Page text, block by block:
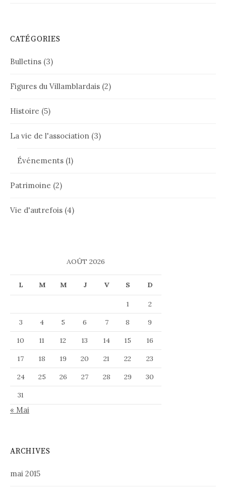
CATÉGORIES
Bulletins (3)
Figures du Villamblardais (2)
Histoire (5)
La vie de l'association (3)
Événements (1)
Patrimoine (2)
Vie d'autrefois (4)
AOÛT 2026
L M M J V S D
1
2
3
4 5 6 7 8
9
10
11 12 13 14 15
16
17
18 19 20 21 22
23
24
25 26 27 28 29
30
31
« Mai
ARCHIVES
mai 2015